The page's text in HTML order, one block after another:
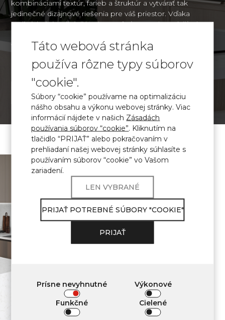
kombináciami textúr, farieb a štruktúr a vytvárať tak
jedinečné dizajnové riešenia pre váš priestor. Vďaka
realistickej vizualizácii budete môcť vopred posúdiť, ako
vášho interiéru, a urobiť informované rozhodnutie o
VIZUALIZÁCIA
\ Certifikovanýkremenný kameň
Výrobky Avant Quartz
spĺňajú
POŽIADAVKY NA
POUŽITIE V
OBYTNÝCH
PRIESTOROV,
Táto webová stránka
používa rôzne typy súborov
"cookie".
Súbory “cookie” používame na optimalizáciu
nášho obsahu a výkonu webovej stránky. Viac
informácií nájdete v našich Zásadách
používania súborov “cookie”. Kliknutím na
tlačidlo “PRIJAŤ” alebo pokračovaním v
prehliadaní našej webovej stránky súhlasíte s
používaním súborov “cookie” vo Vašom
zariadení.
LEN VYBRANÉ
PRIJAŤ POTREBNÉ SÚBORY "COOKIE"
PRIJAŤ
Prísne nevyhnutné Výkonové
Funkčné Cielené